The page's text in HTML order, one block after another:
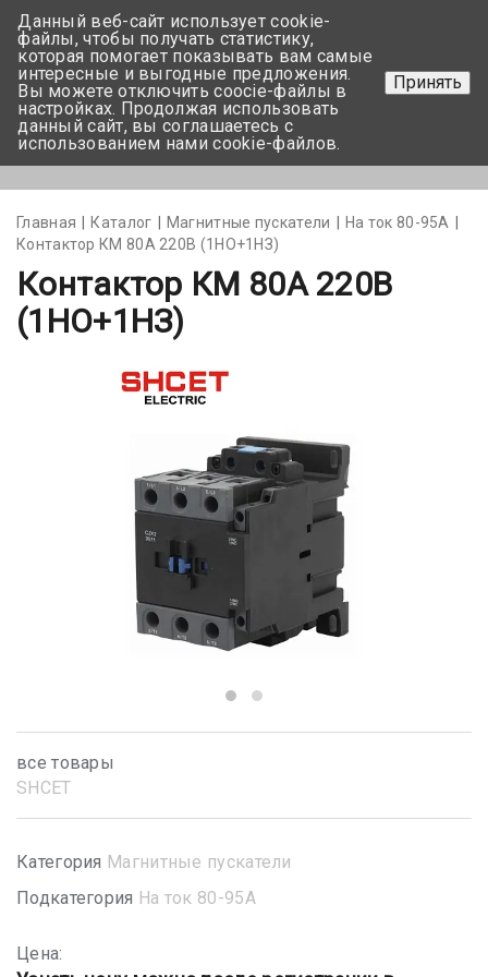
+375 17-350-99-56
+375 44-752-82-08
Задать вопрос
Главная Каталог Магнитные пускатели
На ток 80-95А
Контактор КМ 80А 220В (1НО+1НЗ)
Контактор КМ 80А 220В
(1НО+1НЗ)
все товары
SHСET
Категория Магнитные пускатели
Подкатегория На ток 80-95А
Цена:
Данный веб-сайт использует cookie-
файлы, чтобы получать статистику,
которая помогает показывать вам самые
интересные и выгодные предложения.
Вы можете отключить coocie-файлы в
настройках. Продолжая использовать
данный сайт, вы соглашаетесь с
использованием нами cookie-файлов.
Принять